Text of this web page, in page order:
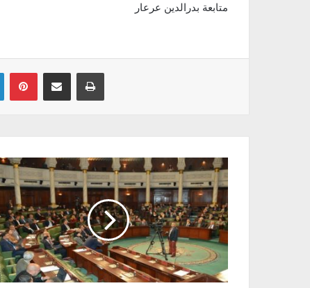
متابعة بدرالدين عرعار
Linkedin Pinterest Partager par email Imprimer